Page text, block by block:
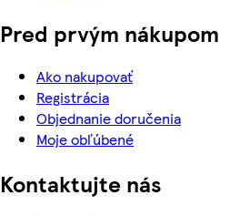
Pred prvým nákupom
Ako nakupovať
Registrácia
Objednanie doručenia
Moje obľúbené
Kontaktujte nás